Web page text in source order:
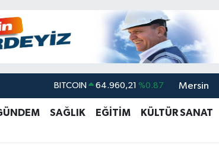
DOLAR 47,7436 %0.18
EURO 55,2510 %0.32
Mersin
SAĞLIK EĞİTİM KÜLTÜR SANAT